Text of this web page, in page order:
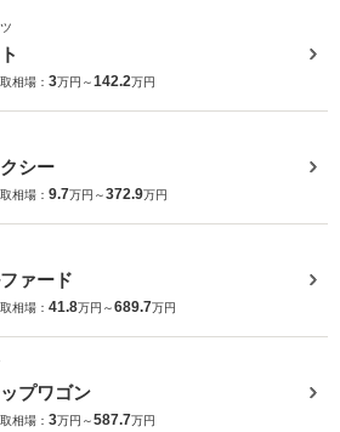
相場： 3万円～142.2万円
シー
相場： 9.7万円～372.9万円
ァード
相場： 41.8万円～689.7万円
プワゴン
相場： 3万円～587.7万円